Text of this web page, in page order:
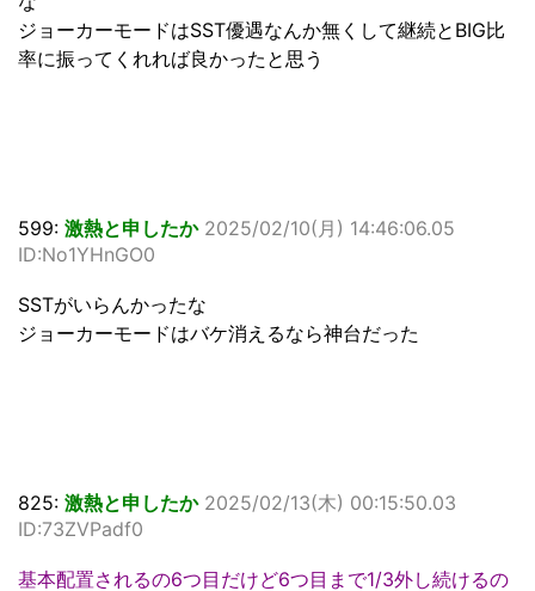
ジョーカーモードはSST優遇なんか無くして継続とBIG比
率に振ってくれれば良かったと思う
599: 激熱と申したか 2025/02/10(月) 14:46:06.05
ID:No1YHnGO0
SSTがいらんかったな
ジョーカーモードはバケ消えるなら神台だった
825: 激熱と申したか 2025/02/13(木) 00:15:50.03
ID:73ZVPadf0
基本配置されるの6つ目だけど6つ目まで1/3外し続けるの